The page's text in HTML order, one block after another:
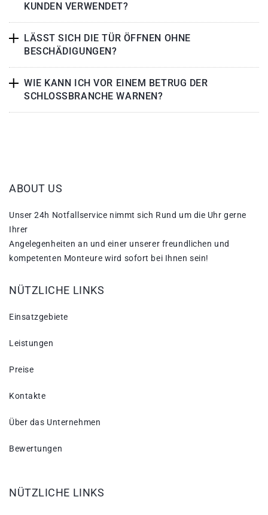
KUNDEN VERWENDET?
LÄSST SICH DIE TÜR ÖFFNEN OHNE
BESCHÄDIGUNGEN?
WIE KANN ICH VOR EINEM BETRUG DER
SCHLOSSBRANCHE WARNEN?
ABOUT US
Unser 24h Notfallservice nimmt sich Rund um die Uhr gerne
Ihrer
Angelegenheiten an und einer unserer freundlichen und
kompetenten Monteure wird sofort bei Ihnen sein!
NÜTZLICHE LINKS
Einsatzgebiete
Leistungen
Preise
Kontakte
Über das Unternehmen
Bewertungen
NÜTZLICHE LINKS